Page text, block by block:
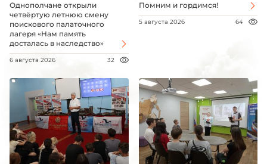
Однополчане открыли
четвёртую летнюю смену
поискового палаточного
лагеря «Нам память
досталась в наследство»
6 августа 2026 32
Помним и гордимся!
5 августа 2026 64